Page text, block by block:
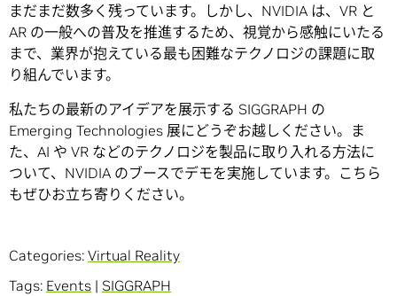
まだまだ数多く残っています。しかし、NVIDIA は、VR と
AR の一般への普及を推進するため、視覚から感触にいたる
まで、業界が抱えている最も困難なテクノロジの課題に取
り組んでいます。
私たちの最新のアイデアを展示する SIGGRAPH の
Emerging Technologies 展にどうぞお越しください。ま
た、AI や VR などのテクノロジを製品に取り入れる方法に
ついて、NVIDIA のブースでデモを実施しています。こちら
もぜひお立ち寄りください。
Categories: Virtual Reality
Tags: Events | SIGGRAPH